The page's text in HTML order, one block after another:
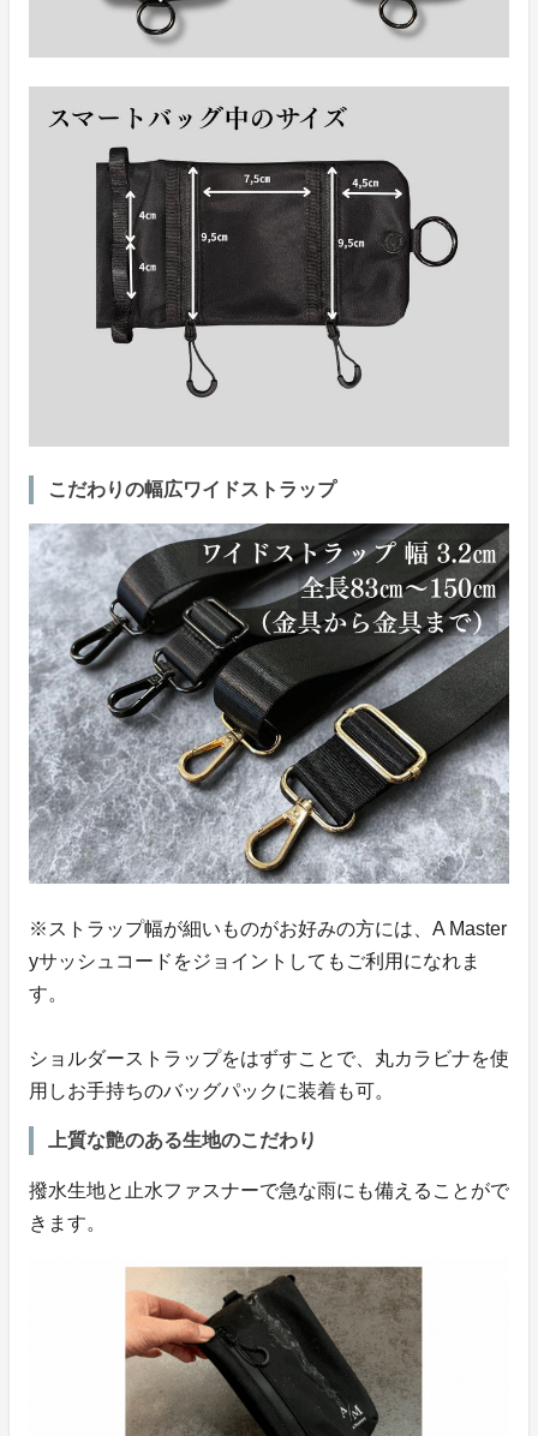
こだわりの幅広ワイドストラップ
※ストラップ幅が細いものがお好みの方には、A Master
yサッシュコードをジョイントしてもご利用になれま
す。
ショルダーストラップをはずすことで、丸カラビナを使
用しお手持ちのバッグパックに装着も可。
上質な艶のある生地のこだわり
撥水生地と止水ファスナーで急な雨にも備えることがで
きます。